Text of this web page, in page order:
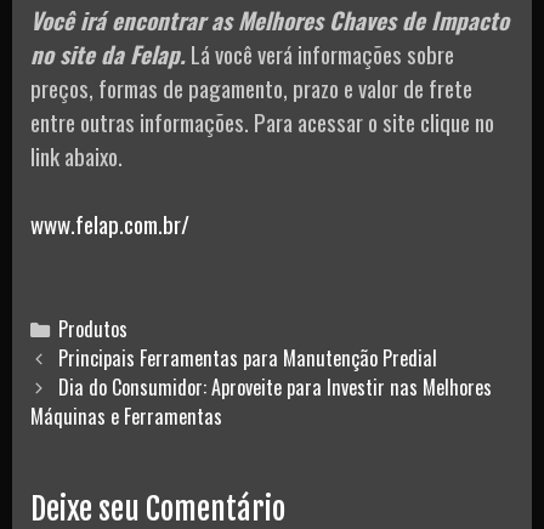
Você irá encontrar as Melhores Chaves de Impacto
no site da Felap.Lá você verá informações sobre
preços, formas de pagamento, prazo e valor de frete
entre outras informações. Para acessar o site clique no
link abaixo.
www.felap.com.br/
Categories
Produtos
Post
navigation
Principais Ferramentas para Manutenção Predial
Dia do Consumidor: Aproveite para Investir nas Melhores
Máquinas e Ferramentas
Deixe seu Comentário